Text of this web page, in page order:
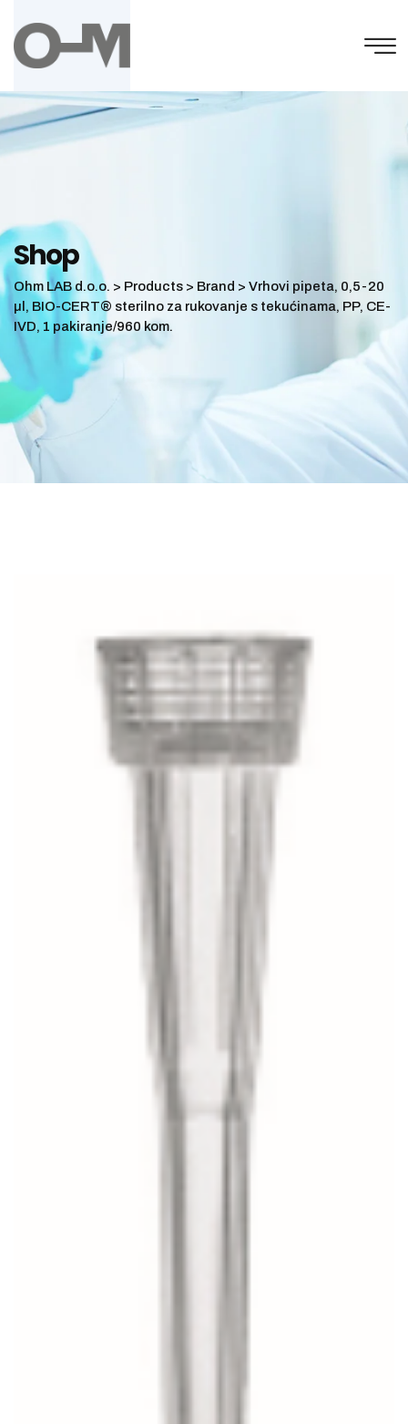
content
Shop
Ohm LAB d.o.o. > Products > Brand > Vrhovi pipeta, 0,5-20
µl, BIO-CERT® sterilno za rukovanje s tekućinama, PP, CE-
IVD, 1 pakiranje/960 kom.